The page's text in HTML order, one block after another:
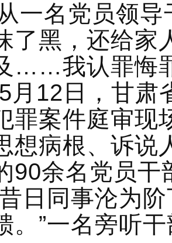
一名党员领
了黑，还给家
……我认罪悔
月12日，甘
罪案件庭审现
想病根、诉说
90余名党员干
日同事沦为
。”一名旁听